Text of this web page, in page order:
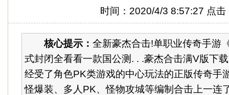
时间：2020/4/3 8:57:27 点击
核心提示： 全新豪杰合击!单职业传奇手游
式封闭全看看一款国公测. . .豪杰合击满V版下
经受了角色PK类游戏的中心玩法的正版传奇手
怪爆装、多人PK、怪物攻城等编制合击上一连